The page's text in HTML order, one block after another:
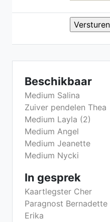
Beschikbaar
Medium Salina
Zuiver pendelen Thea
Medium Layla (2)
Medium Angel
Medium Jeanette
Medium Nycki
In gesprek
Kaartlegster Cher
Paragnost Bernadette
Erika